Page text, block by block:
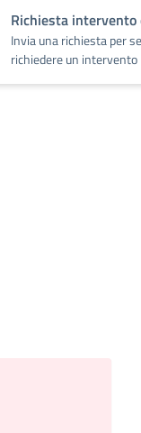
Richiesta
Invia una richiesta per
richiedere un intervento